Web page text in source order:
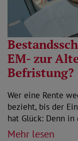
EM- zur
Befristung?
Wer eine Rente
bezieht, bis der
hat Glück: Denn
Mehr lesen